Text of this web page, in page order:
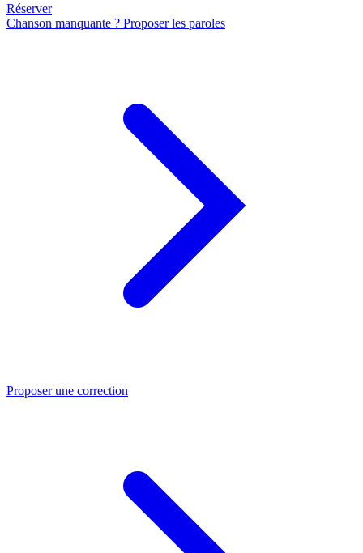
Réserver
Chanson manquante ? Proposer les paroles
Proposer une correction